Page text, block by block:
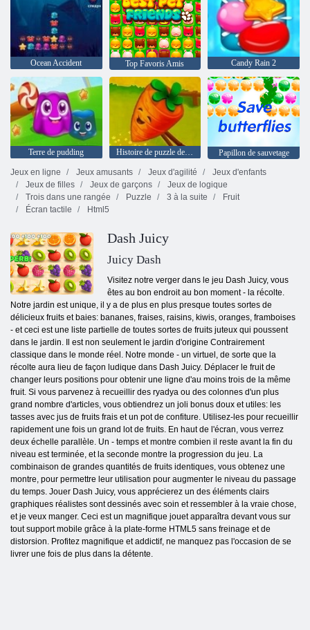
Ocean Accident Top Favoris Amis Candy Rain 2
Terre de pudding Histoire de puzzle de la ferme
Papillon de sauvetage
Jeux en ligne
Jeux amusants Jeux d'agilité
Jeux d'enfants
Jeux de filles
Jeux de garçons
Jeux de logique
Trois dans une rangée
Puzzle 3 à la suite
Fruit
Écran tactile
Html5
Dash Juicy
Juicy Dash
Visitez notre verger dans le jeu Dash Juicy, vous
êtes au bon endroit au bon moment - la récolte.
Notre jardin est unique, il y a de plus en plus presque toutes sortes de
délicieux fruits et baies: bananes, fraises, raisins, kiwis, oranges, framboises
- et ceci est une liste partielle de toutes sortes de fruits juteux qui poussent
dans le jardin. Il est non seulement le jardin d'origine Contrairement
classique dans le monde réel. Notre monde - un virtuel, de sorte que la
récolte aura lieu de façon ludique dans Dash Juicy. Déplacer le fruit de
changer leurs positions pour obtenir une ligne d'au moins trois de la même
fruit. Si vous parvenez à recueillir des ryadya ou des colonnes d'un plus
grand nombre d'articles, vous obtiendrez un joli bonus doux et utiles: les
tasses avec jus de fruits frais et un pot de confiture. Utilisez-les pour recueillir
rapidement une fois un grand lot de fruits. En haut de l'écran, vous verrez
deux échelle parallèle. Un - temps et montre combien il reste avant la fin du
niveau est terminée, et la seconde montre la progression du jeu. La
combinaison de grandes quantités de fruits identiques, vous obtenez une
montre, pour permettre leur utilisation pour augmenter le niveau du passage
du temps. Jouer Dash Juicy, vous apprécierez un des éléments clairs
graphiques réalistes sont dessinés avec soin et ressembler à la vraie chose,
et je veux manger. Ceci est un magnifique jouet apparaîtra devant vous sur
tout support mobile grâce à la plate-forme HTML5 sans freinage et de
distorsion. Profitez magnifique et addictif, ne manquez pas l'occasion de se
livrer une fois de plus dans la détente.